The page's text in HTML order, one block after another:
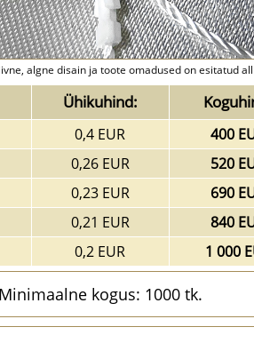
algne disain ja toote omadused on esitatud
Ühikuhind:
0,4 EUR
400
0,26 EUR
520
0,23 EUR
690
0,21 EUR
840
0,2 EUR 1 000
Minimaalne kogus: 1000 tk.